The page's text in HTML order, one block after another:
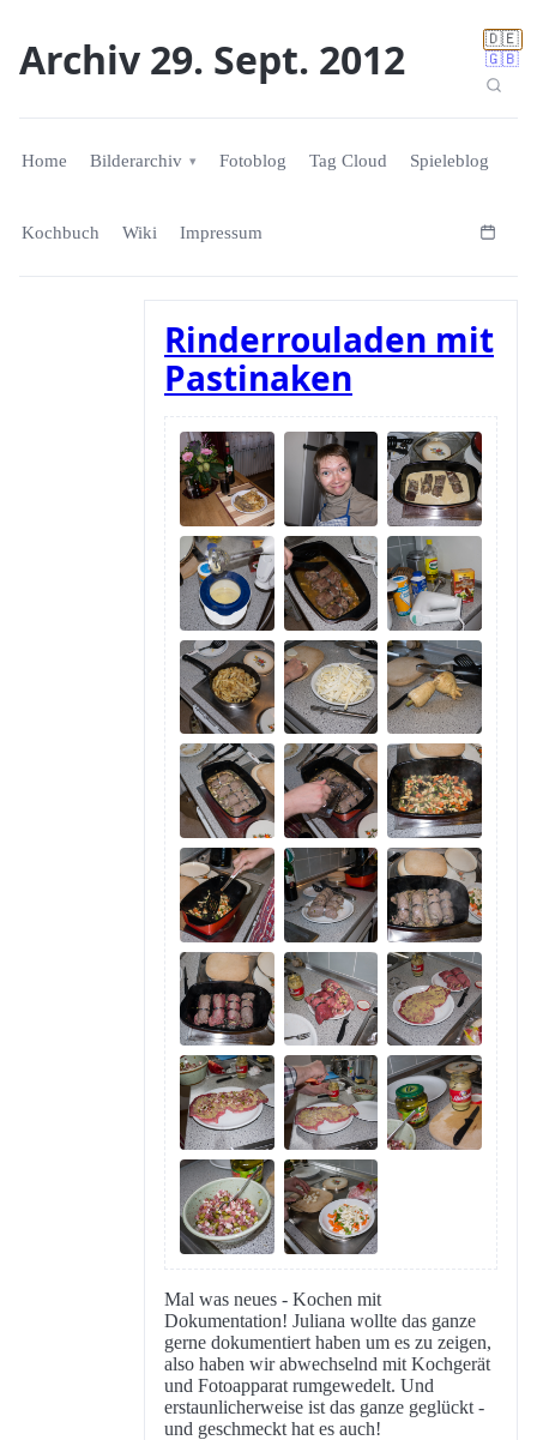
🇩🇪
🇬🇧
Archiv 29. Sept. 2012
Home Bilderarchiv Fotoblog Tag Cloud Spieleblog
Kochbuch Wiki Impressum
Rinderrouladen mit
Pastinaken
Mal was neues - Kochen mit
Dokumentation! Juliana wollte das ganze
gerne dokumentiert haben um es zu zeigen,
also haben wir abwechselnd mit Kochgerät
und Fotoapparat rumgewedelt. Und
erstaunlicherweise ist das ganze geglückt -
und geschmeckt hat es auch!